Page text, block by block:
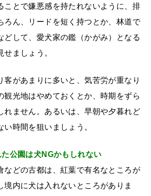
ことで嫌悪感を持たれないように、排
ろん、リードを短く持つとか、林道で
どして、愛犬家の鑑（かがみ）となる
せましょう。
客があまりに多いと、気苦労が重なり
観光地はやめておくとか、時期をずら
れません。あるいは、早朝や夕暮れど
い時間を狙いましょう。
公園は犬NGかもしれない
などの古都は、紅葉で有名なところが
境内に犬は入れないところがありま